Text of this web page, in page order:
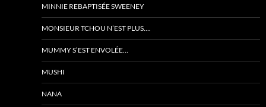
MINNIE REBAPTISÉE SWEENEY
MONSIEUR TCHOU N’EST PLUS….
MUMMY S’EST ENVOLÉE…
MUSHI
NANA